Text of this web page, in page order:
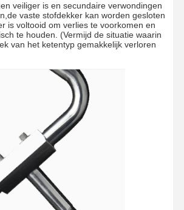
Over Ons
NEEM
CONTACT
MET ONS
veiliger is en secundaire verwondingen
vaste stofdekker kan worden gesloten
is voltooid om verlies te voorkomen en
te houden. (Vermijd de situatie waarin
van het ketentyp gemakkelijk verloren